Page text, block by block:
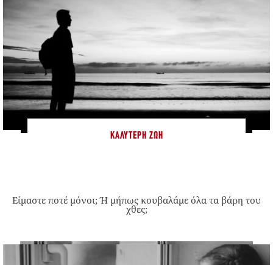
ΚΑΛΎΤΕΡΗ ΖΩΉ
Είμαστε ποτέ μόνοι; Ή μήπως κουβαλάμε όλα τα βάρη του
χθες;